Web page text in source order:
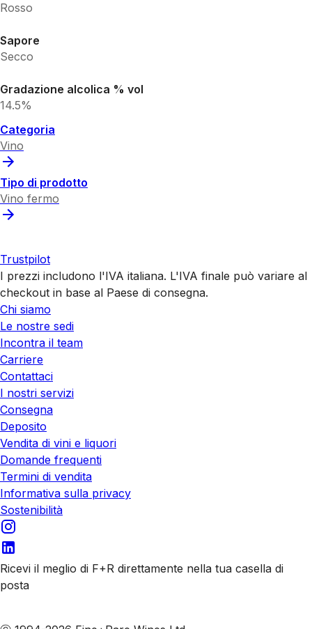
Rosso
Sapore
Secco
Gradazione alcolica % vol
14.5%
Categoria
Vino
Tipo di prodotto
Vino fermo
Trustpilot
I prezzi includono l'IVA italiana. L'IVA finale può variare al
checkout in base al Paese di consegna.
Chi siamo
Le nostre sedi
Incontra il team
Carriere
Contattaci
I nostri servizi
Consegna
Deposito
Vendita di vini e liquori
Domande frequenti
Termini di vendita
Informativa sulla privacy
Sostenibilità
Ricevi il meglio di F+R direttamente nella tua casella di
posta